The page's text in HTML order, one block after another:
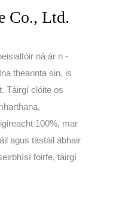
Co., Ltd.
ná ár n -
theannta sin, is
Táirgí clóite os
100%, mar
agus tástáil ábhair
foirfe, táirgí